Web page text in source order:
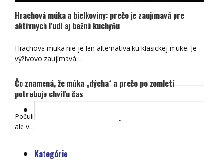
Hrachová múka a bielkoviny: prečo je zaujímavá pre
aktívnych ľudí aj bežnú kuchyňu
Hrachová múka nie je len alternatíva ku klasickej múke. Je
výživovo zaujímavá…
Čo znamená, že múka „dýcha“ a prečo po zomletí
potrebuje chvíľu čas
Počuli ste už, že čerstvá múka „dýcha“? Znie to zvláštne,
ale v…
Kategórie